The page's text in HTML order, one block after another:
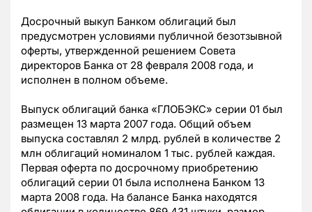
Досрочный выкуп Банком облигаций был
предусмотрен условиями публичной безотзывной
оферты, утвержденной решением Совета
директоров Банка от 28 февраля 2008 года, и
исполнен в полном объеме.
Выпуск облигаций банка «ГЛОБЭКС» серии 01 был
размещен 13 марта 2007 года. Общий объем
выпуска составлял 2 млрд. рублей в количестве 2
млн облигаций номиналом 1 тыс. рублей каждая.
Первая оферта по досрочному приобретению
облигаций серии 01 была исполнена Банком 13
марта 2008 года. На балансе Банка находятся